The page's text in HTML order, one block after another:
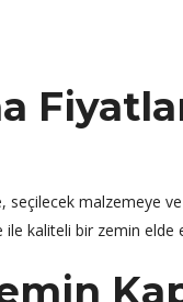
seçilecek malzemeye
kaliteli bir zemin elde